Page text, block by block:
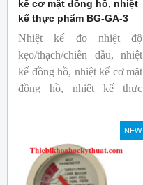
kế cơ mặt đồng hồ, nhiệt
kế thực phẩm BG-GA-3
Nhiệt kế đo nhiệt độ
kẹo/thạch/chiên dầu, nhiệt
kế đồng hồ, nhiệt kế cơ mặt
đồng hồ, nhiệt kế thực
Thương hiệu: Blue Gizmo
NEW